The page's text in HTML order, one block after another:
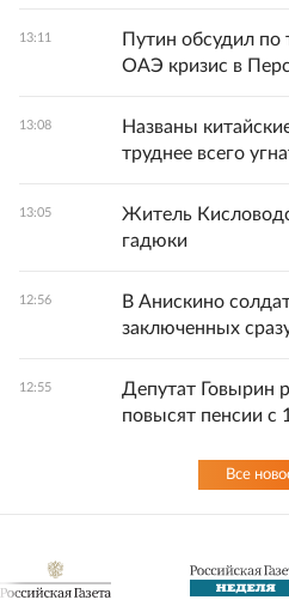
13:11
Путин обсудил по
ОАЭ кризис в
13:08
Названы
труднее всего
13:05
Житель
гадюки
12:56
В Анискино
заключенных
12:55
Депутат Говырин
повысят пенсии с
Все